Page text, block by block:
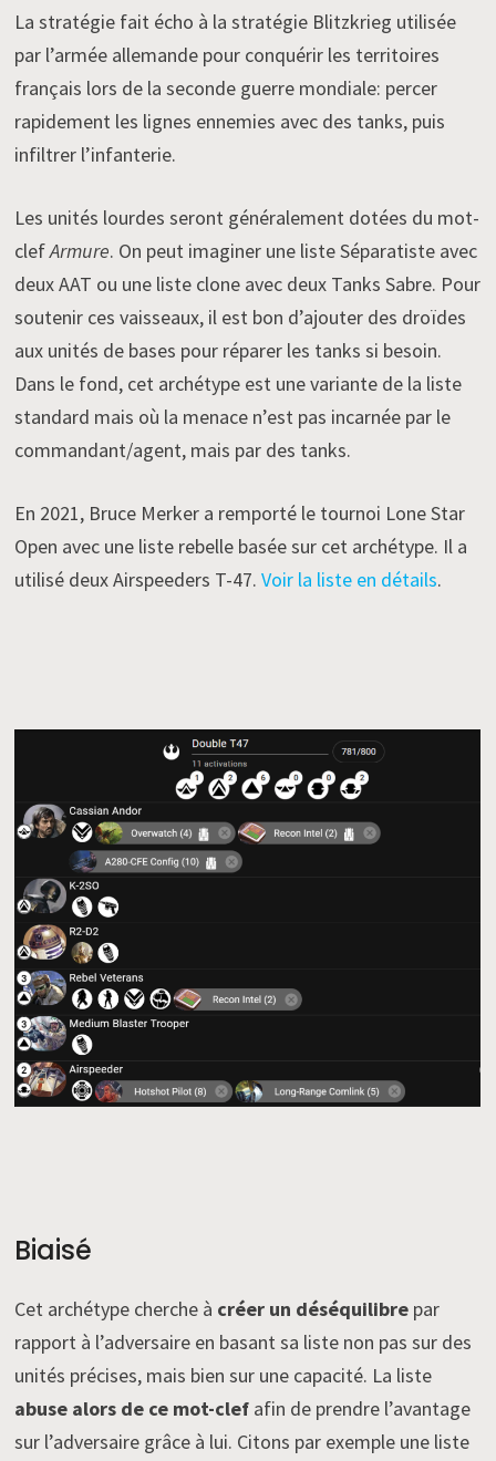
La stratégie fait écho à la stratégie Blitzkrieg utilisée
par l’armée allemande pour conquérir les territoires
français lors de la seconde guerre mondiale: percer
rapidement les lignes ennemies avec des tanks, puis
infiltrer l’infanterie.
Les unités lourdes seront généralement dotées du mot-
clefArmure. On peut imaginer une liste Séparatiste avec
deux AAT ou une liste clone avec deux Tanks Sabre. Pour
soutenir ces vaisseaux, il est bon d’ajouter des droïdes
aux unités de bases pour réparer les tanks si besoin.
Dans le fond, cet archétype est une variante de la liste
standard mais où la menace n’est pas incarnée par le
commandant/agent, mais par des tanks.
En 2021, Bruce Merker a remporté le tournoi Lone Star
Open avec une liste rebelle basée sur cet archétype. Il a
utilisé deux Airspeeders T-47.Voir la liste en détails.
Biaisé
Cet archétype cherche à créer un déséquilibre par
rapport à l’adversaire en basant sa liste non pas sur des
unités précises, mais bien sur une capacité. La liste
abuse alors de ce mot-clef afin de prendre l’avantage
sur l’adversaire grâce à lui. Citons par exemple une liste